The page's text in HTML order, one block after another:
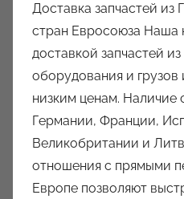
т
Доставка запчастей из
стран Евросоюза Наша
доставкой запчастей
оборудования и
низким ценам. Наличие
Германии, Франции,
Великобритании и
отношения с прямыми
Европе позволяют